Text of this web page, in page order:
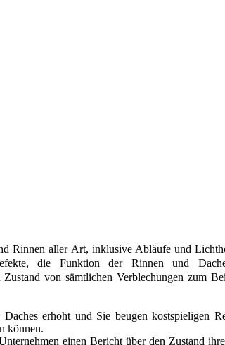
Rinnen aller Art, inklusive Abläufe und
die Funktion der Rinnen und
von sämtlichen Verblechungen zum
erhöht und Sie beugen kostspieligen
können.
einen Bericht über den Zustand